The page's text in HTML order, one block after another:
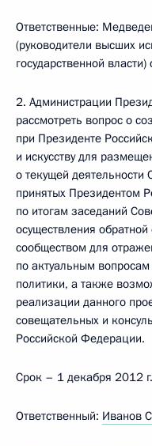
Ответственные:
(руководители высших
государственной
2. Администрации
рассмотреть вопрос о
при Президенте
и искусству для
о текущей деятельности
принятых Президентом
по итогам заседаний
осуществления
сообществом для
по актуальным
политики, а также
реализации данного
совещательных и
Российской Федерации.
Срок – 1 декабря 2012 г.
Ответственный: Иванов